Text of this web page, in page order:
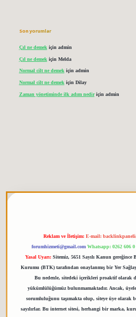
Son yorumlar
Çıl ne demek için admin
Çıl ne demek için Melda
Normal cilt ne demekiçin admin
Normal cilt ne demek için Dilay
Zaman yönetiminde ilk adım nediriçin admin
Reklam ve İletişim: E-mail:
forumhizmeti@gmail.com Whatsapp: 0262 606 0
Yasal Uyarı: Sitemiz, 5651 Sayılı Kanun
Kurumu (BTK) tarafından onaylanmış bir Yer
Bu nedenle, sitedeki içerikleri proaktif olarak
yükümlülüğümüz bulunmamaktadır. Ancak,
sorumluluğunu taşımakta olup, siteye üye olarak
sayılırlar. Bu internet sitesi, herhangi bir marka,